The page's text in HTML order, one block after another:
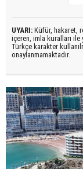
UYARI: Küfür, hakaret,
içeren, imla kuralları ile
Türkçe karakter
onaylanmamaktadır.